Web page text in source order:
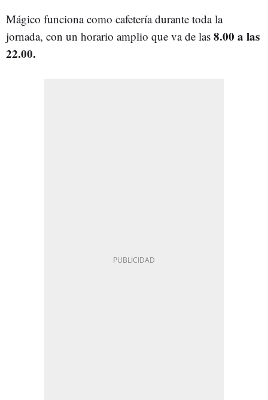
Mágico funciona como cafetería durante toda la
jornada, con un horario amplio que va de las 8.00 a las
22.00.